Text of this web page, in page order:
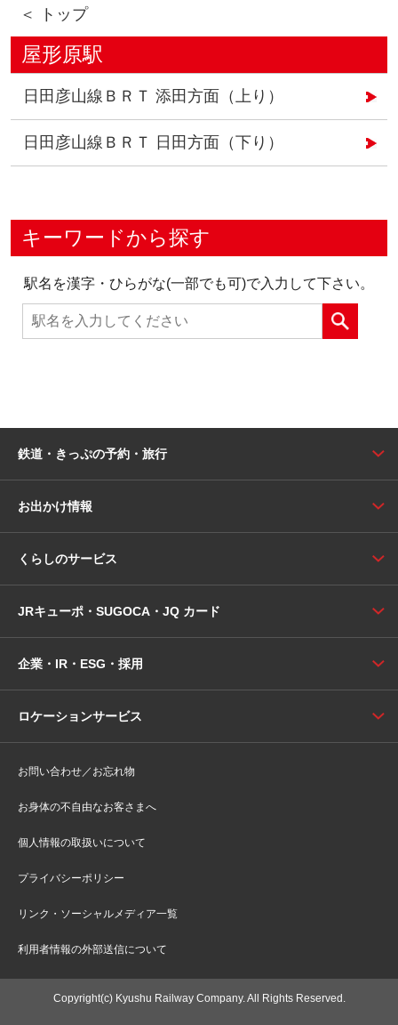
＜ トップ
屋形原駅
日田彦山線ＢＲＴ 添田方面（上り）
日田彦山線ＢＲＴ 日田方面（下り）
キーワードから探す
駅名を漢字・ひらがな(一部でも可)で入力して下さい。
鉄道・きっぷの予約・旅行
お出かけ情報
くらしのサービス
JRキューポ・SUGOCA・JQ カード
企業・IR・ESG・採用
ロケーションサービス
お問い合わせ／お忘れ物
お身体の不自由なお客さまへ
個人情報の取扱いについて
プライバシーポリシー
リンク・ソーシャルメディア一覧
利用者情報の外部送信について
Copyright(c) Kyushu Railway Company. All Rights Reserved.